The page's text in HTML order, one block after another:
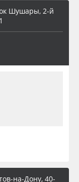
Шушары, 2-й
на-Дону, 40-